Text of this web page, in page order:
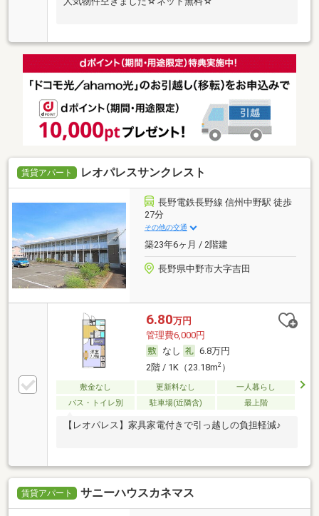
賃貸アパート レオパレスサンクレスト
長野電鉄長野線 信州中野駅 徒歩
27分
その他の交通
築23年6ヶ月 / 2階建
長野県中野市大字吉田
6.80万円
管理費6,000円
なし
6.8万円
2階 / 1K（23.18m2）
敷金なし 更新料なし
一人暮らし
バス・トイレ別
駐車場(近隣含) 最上階
【レオパレス】家具家電付きで引っ越しの負担軽減♪
賃貸アパート サニーハウスカネマス